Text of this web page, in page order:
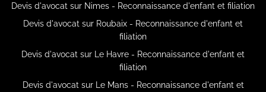
Devis d'avocat sur Nimes - Reconnaissance d'enfant et filiation
Devis d'avocat sur Roubaix - Reconnaissance d'enfant et
filiation
Devis d'avocat sur Le Havre - Reconnaissance d'enfant et
filiation
Devis d'avocat sur Le Mans - Reconnaissance d'enfant et